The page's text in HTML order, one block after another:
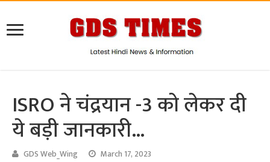
ISRO ने चंद्रयान -3 को लेकर दी
ये बड़ी जानकारी…
GDS Web_Wing March 17, 2023